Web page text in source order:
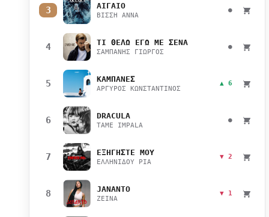
3 ΑΙΓΑΙΟ
ΒΙΣΣΗ ΑΝΝΑ
●
4 ΤΙ ΘΕΛΩ ΕΓΩ ΜΕ ΣΕΝΑ
ΣΑΜΠΑΝΗΣ ΓΙΩΡΓΟΣ
●
5 ΚΑΜΠΑΝΕΣ
ΑΡΓΥΡΟΣ ΚΩΝΣΤΑΝΤΙΝΟΣ
▲ 6
6 DRACULA
TAME IMPALA
●
7 ΕΞΗΓΗΣΤΕ ΜΟΥ
ΕΛΛΗΝΙΔΟΥ ΡΙΑ
▼ 2
8 JANANTO
ZEINA
▼ 1